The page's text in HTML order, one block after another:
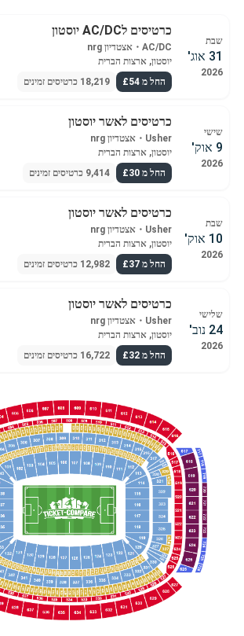
שבת
31 אוג'
2026
כרטיסים לAC/DC יוסטון
AC/DC
・ אצטדיון nrg
יוסטון, ארצות הברית
החל מ £54
18,219 כרטיסים זמינים
שישי
9 אוק'
2026
כרטיסים לאשר יוסטון
Usher
・ אצטדיון nrg
יוסטון, ארצות הברית
החל מ £30
9,414 כרטיסים זמינים
שבת
10 אוק'
2026
כרטיסים לאשר יוסטון
Usher
・ אצטדיון nrg
יוסטון, ארצות הברית
החל מ £37
12,982 כרטיסים זמינים
שלישי
24 נוב'
2026
כרטיסים לאשר יוסטון
Usher
・ אצטדיון nrg
יוסטון, ארצות הברית
החל מ £32
16,722 כרטיסים זמינים